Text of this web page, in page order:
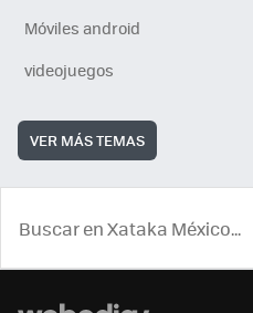
Móviles android
videojuegos
VER MÁS TEMAS